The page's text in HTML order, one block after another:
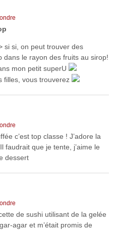
si si, on peut trouver des
dans le rayon des fruits au sirop!
mon petit superU
filles, vous trouverez
c’est top classe ! J’adore la
faudrait que je tente, j’aime le
dessert
de sushi utilisant de la gelée
agar et m’était promis de